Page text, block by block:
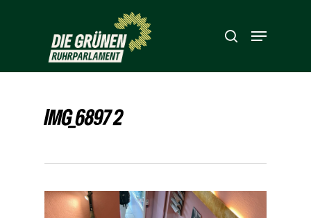
IMG_6897 2